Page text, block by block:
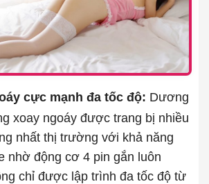
cực mạnh đa tốc độ: Dương
xoay ngoáy được trang bị nhiều
nhất thị trường với khả năng
nhờ động cơ 4 pin gắn luôn
chỉ được lập trình đa tốc độ từ